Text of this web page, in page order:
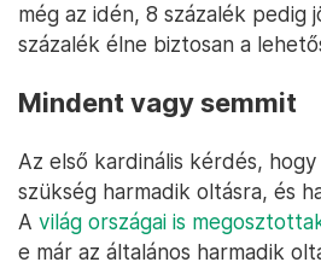
még az idén, 8 százalék pedig
százalék élne biztosan a
Mindent vagy semmit
Az első kardinális kérdés,
szükség harmadik oltásra, és
A világ országai is
e már az általános harmadik